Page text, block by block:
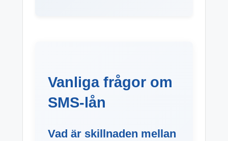
Vanliga frågor om
SMS-lån
Vad är skillnaden mellan